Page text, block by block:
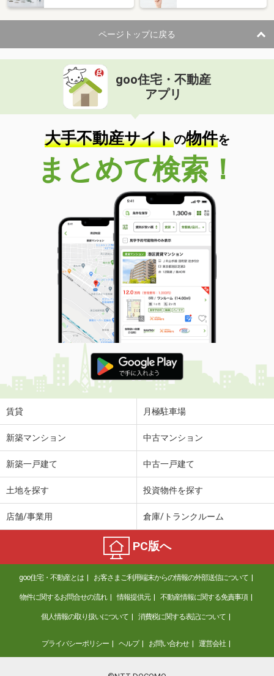
ページトップに戻る
goo住宅・不動産
アプリ
大手不動産サイトの物件を
まとめて検索！
賃貸 月極駐車場
新築マンション 中古マンション
新築一戸建て 中古一戸建て
土地を探す 投資物件を探す
店舗/事業用 倉庫/トランクルーム
PC版へ
goo住宅・不動産とは お客さまご利用端末からの情報の外部送信について
物件に関するお問合せの流れ 情報提供元 不動産情報に関する免責事項
個人情報の取り扱いについて 消費税に関する表記について
プライバシーポリシー ヘルプ お問い合わせ 運営会社